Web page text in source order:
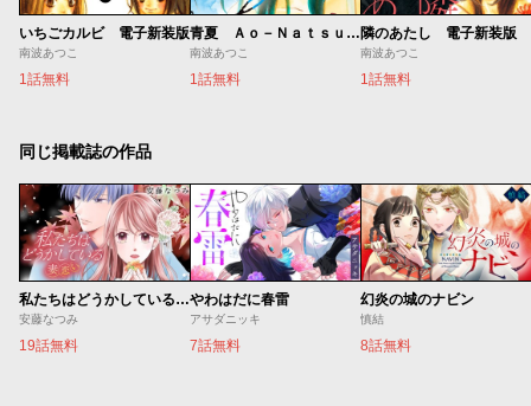
いちごカルビ 電子新装版
南波あつこ
1話無料
青夏 Ａｏ－Ｎａｔｓｕ 電子新装版
南波あつこ
1話無料
隣のあたし 電子新装版
南波あつこ
1話無料
同じ掲載誌の作品
私たちはどうかしている 妻恋い
安藤なつみ
19話無料
やわはだに春雷
アサダニッキ
7話無料
幻炎の城のナビン
慎結
8話無料